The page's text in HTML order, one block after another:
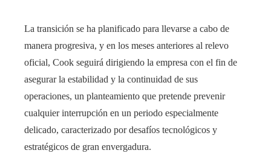
La transición se ha planificado para llevarse a cabo de
manera progresiva, y en los meses anteriores al relevo
oficial, Cook seguirá dirigiendo la empresa con el fin de
asegurar la estabilidad y la continuidad de sus
operaciones, un planteamiento que pretende prevenir
cualquier interrupción en un periodo especialmente
delicado, caracterizado por desafíos tecnológicos y
estratégicos de gran envergadura.